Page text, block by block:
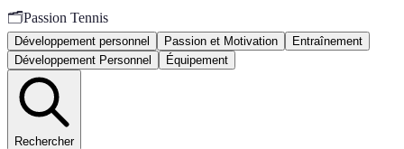
🗂️Passion Tennis
Développement personnel Passion et Motivation
Entraînement
Développement Personnel
Équipement
Rechercher